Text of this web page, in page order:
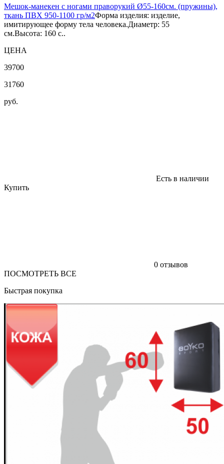
Мешок-манекен с ногами праворукий Ø55-160см. (пружины),
ткань ПВХ 950-1100 гр/м2Форма изделия: изделие,
имитирующее форму тела человека.Диаметр: 55
см.Высота: 160 с..
ЦЕНА
39700
31760
руб.
Есть в наличии
Купить
0 отзывов
ПОСМОТРЕТЬ ВСЕ
Быстрая покупка